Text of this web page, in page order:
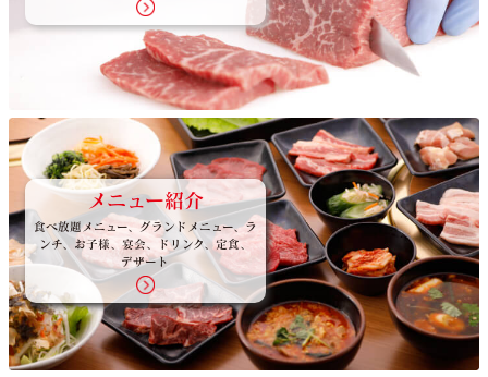
メニュー紹介
食べ放題メニュー、グランドメニュー、ラ
ンチ、お子様、宴会、ドリンク、定食、
デザート